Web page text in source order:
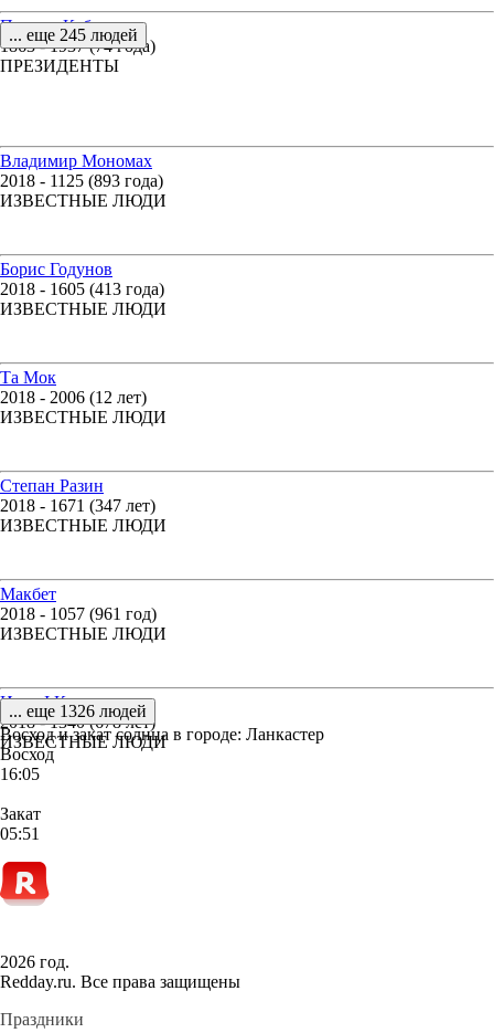
Пьер де Кубертен
1863 - 1937 (74 года)
ПРЕЗИДЕНТЫ
... еще 245 людей
Владимир Мономах
2018 - 1125 (893 года)
ИЗВЕСТНЫЕ ЛЮДИ
Борис Годунов
2018 - 1605 (413 года)
ИЗВЕСТНЫЕ ЛЮДИ
Та Мок
2018 - 2006 (12 лет)
ИЗВЕСТНЫЕ ЛЮДИ
Степан Разин
2018 - 1671 (347 лет)
ИЗВЕСТНЫЕ ЛЮДИ
Макбет
2018 - 1057 (961 год)
ИЗВЕСТНЫЕ ЛЮДИ
Иван I Калита
2018 - 1340 (678 лет)
ИЗВЕСТНЫЕ ЛЮДИ
... еще 1326 людей
Восход и закат солнца в городе: Ланкастер
Восход
16:05
Закат
05:51
2026 год.
Redday.ru. Все права защищены
Праздники